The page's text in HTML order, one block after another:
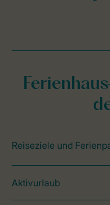
Reiseziele und
Aktivurlaub